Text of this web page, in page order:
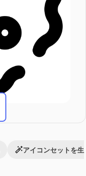
アイコンセットを生